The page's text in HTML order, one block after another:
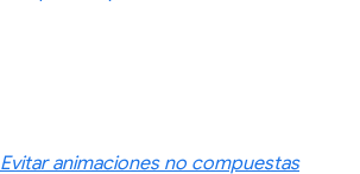
Evitar animaciones no compuestas